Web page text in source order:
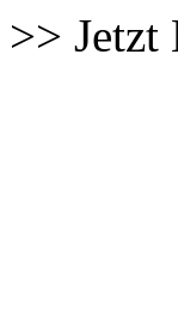
>> Jetzt